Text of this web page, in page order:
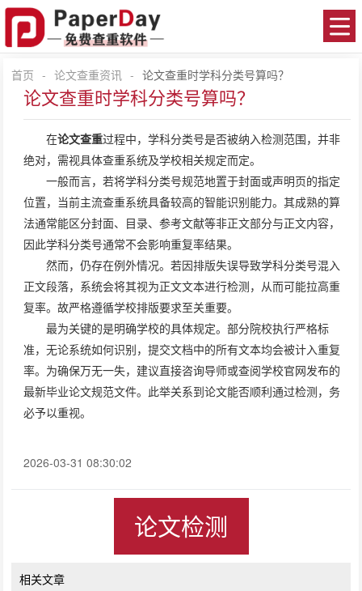
首页 - 论文查重资讯 - 论文查重时学科分类号算吗？
论文查重时学科分类号算吗？
在论文查重过程中，学科分类号是否被纳入检测范围，并非
绝对，需视具体查重系统及学校相关规定而定。
一般而言，若将学科分类号规范地置于封面或声明页的指定
位置，当前主流查重系统具备较高的智能识别能力。其成熟的算
法通常能区分封面、目录、参考文献等非正文部分与正文内容，
因此学科分类号通常不会影响重复率结果。
然而，仍存在例外情况。若因排版失误导致学科分类号混入
正文段落，系统会将其视为正文文本进行检测，从而可能拉高重
复率。故严格遵循学校排版要求至关重要。
最为关键的是明确学校的具体规定。部分院校执行严格标
准，无论系统如何识别，提交文档中的所有文本均会被计入重复
率。为确保万无一失，建议直接咨询导师或查阅学校官网发布的
最新毕业论文规范文件。此举关系到论文能否顺利通过检测，务
必予以重视。
2026-03-31 08:30:02
论文检测
相关文章